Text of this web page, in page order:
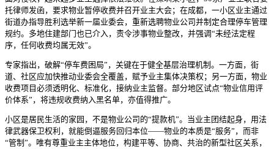
托律师发函，要求物业暂停收费并召开业主大会；在成都，一小区业主通过
街道办指导胜利选举新一届业委会，重新选聘物业公司并制定合理停车管理
规约。多地住建部门也已介入，责令涉事物业整改，并强调“未经法定程
序，任何收费均属无效”。
专家指出，破解“停车费困局”，关键在于健全基层治理机制。一方面，街
道、社区应加快推动业委会全覆盖，赋予业主集体决策权；另一方面，物业
收费项目必须透明化、标准化，接纳业主监督。部分地区试点“物业信用评
价体系”，将违规收费纳入黑名单，亦值得推广。
小区是居民生活的家园，不是物业公司的“提款机”。当业主团结起身，用法
律武器保卫权利，就能倒逼服务回归本位——物业的本质是“服务”，而非
“管制”。唯有尊重业主主体地位，构建平等、协商、共治的新型社区关系，